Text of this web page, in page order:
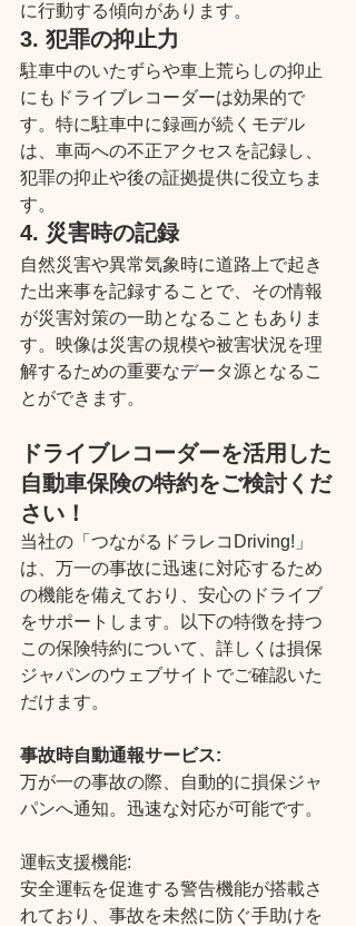
に行動する傾向があります。
3. 犯罪の抑止力
駐車中のいたずらや車上荒らしの抑止
にもドライブレコーダーは効果的で
す。特に駐車中に録画が続くモデル
は、車両への不正アクセスを記録し、
犯罪の抑止や後の証拠提供に役立ちま
す。
4. 災害時の記録
自然災害や異常気象時に道路上で起き
た出来事を記録することで、その情報
が災害対策の一助となることもありま
す。映像は災害の規模や被害状況を理
解するための重要なデータ源となるこ
とができます。
ドライブレコーダーを活用した
自動車保険の特約をご検討くだ
さい！
当社の「つながるドラレコDriving!」
は、万一の事故に迅速に対応するため
の機能を備えており、安心のドライブ
をサポートします。以下の特徴を持つ
この保険特約について、詳しくは損保
ジャパンのウェブサイトでご確認いた
だけます。
事故時自動通報サービス:
万が一の事故の際、自動的に損保ジャ
パンへ通知。迅速な対応が可能です。
運転支援機能:
安全運転を促進する警告機能が搭載さ
れており、事故を未然に防ぐ手助けを